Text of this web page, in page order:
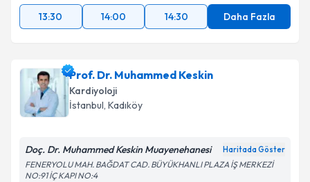
13:30
14:00 14:30 Daha Fazla
Prof. Dr. Muhammed Keskin
Kardiyoloji
İstanbul, Kadıköy
Doç. Dr. Muhammed Keskin Muayenehanesi Haritada Göster
FENERYOLU MAH. BAĞDAT CAD. BÜYÜKHANLI PLAZA İŞ MERKEZİ
NO:91 İÇ KAPI NO:4